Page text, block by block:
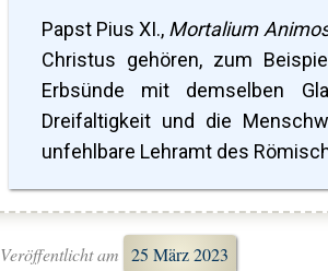
Papst Pius XI., Mortalium
Christus gehören, zum
Erbsünde mit demselben
Dreifaltigkeit und die
unfehlbare Lehramt des
Veröffentlicht am 25 März 2023